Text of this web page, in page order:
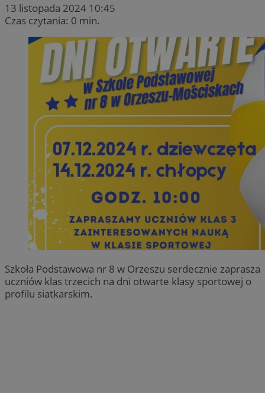
13 listopada 2024 10:45
Czas czytania: 0 min.
Szkoła Podstawowa nr 8 w Orzeszu serdecznie zaprasza
uczniów klas trzecich na dni otwarte klasy sportowej o
profilu siatkarskim.